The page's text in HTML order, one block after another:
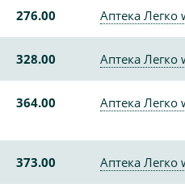
276.00 Аптека Легко
328.00 Аптека Легко
364.00 Аптека Легко
373.00 Аптека Легко